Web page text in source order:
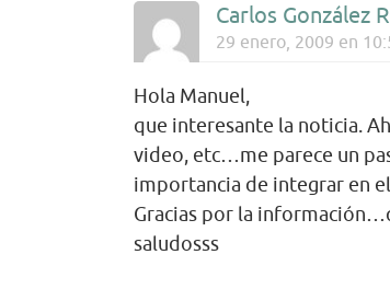
Carlos González
29 enero, 2009 en
Hola Manuel,
que interesante la noticia.
video, etc…me parece un
importancia de integrar en
Gracias por la
saludosss